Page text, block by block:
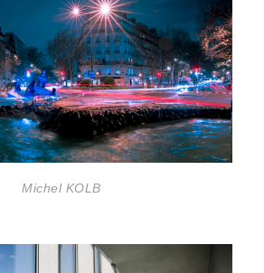
Michel KOLB